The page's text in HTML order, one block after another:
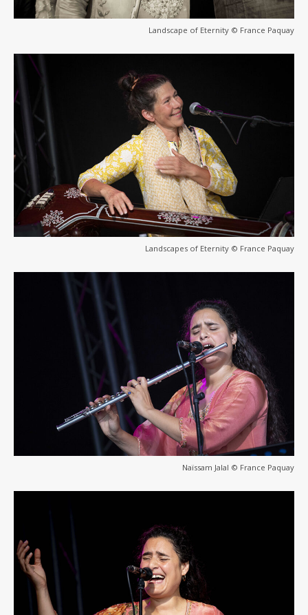
Landscape of Eternity © France Paquay
Landscapes of Eternity © France Paquay
Naïssam Jalal © France Paquay